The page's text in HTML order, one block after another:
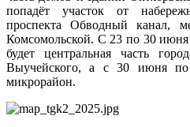
попадёт участок от
проспекта Обводный канал,
Комсомольской. С 23 по 30 июня
будет центральная часть
Выучейского, а с 30 июня
микрорайон.